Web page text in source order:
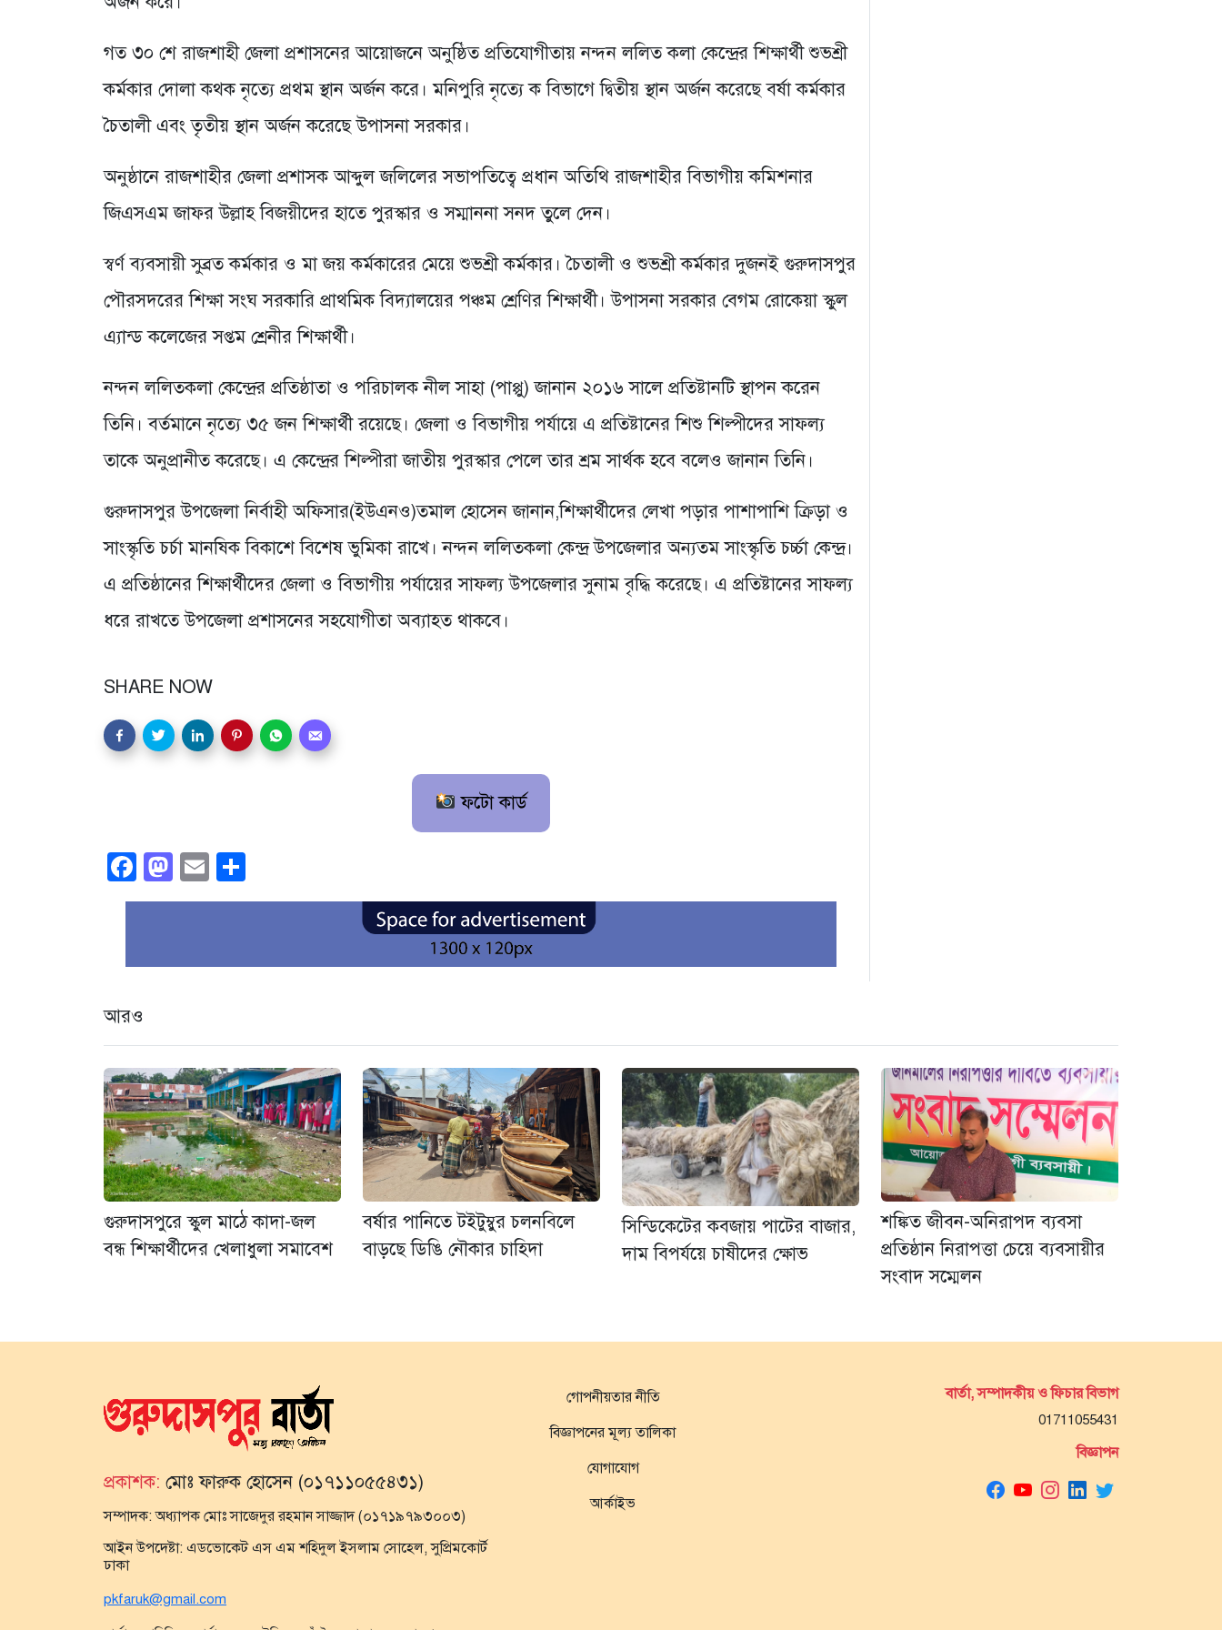
গত ৩০ শে রাজশাহী জেলা প্রশাসনের আয়োজনে অনুষ্ঠিত প্রতিযোগীতায় নন্দন ললিত কলা কেন্দ্রের শিক্ষার্থী শুভশ্রী
কর্মকার দোলা কথক নৃত্যে প্রথম স্থান অর্জন করে। মনিপুরি নৃত্যে ক বিভাগে দ্বিতীয় স্থান অর্জন করেছে বর্ষা কর্মকার
চৈতালী এবং তৃতীয় স্থান অর্জন করেছে উপাসনা সরকার।
অনুষ্ঠানে রাজশাহীর জেলা প্রশাসক আব্দুল জলিলের সভাপতিত্বে প্রধান অতিথি রাজশাহীর বিভাগীয় কমিশনার
জিএসএম জাফর উল্লাহ বিজয়ীদের হাতে পুরস্কার ও সম্মাননা সনদ তুলে দেন।
স্বর্ণ ব্যবসায়ী সুব্রত কর্মকার ও মা জয় কর্মকারের মেয়ে শুভশ্রী কর্মকার। চৈতালী ও শুভশ্রী কর্মকার দুজনই গুরুদাসপুর
পৌরসদরের শিক্ষা সংঘ সরকারি প্রাথমিক বিদ্যালয়ের পঞ্চম শ্রেণির শিক্ষার্থী। উপাসনা সরকার বেগম রোকেয়া স্কুল
এ্যান্ড কলেজের সপ্তম শ্রেনীর শিক্ষার্থী।
নন্দন ললিতকলা কেন্দ্রের প্রতিষ্ঠাতা ও পরিচালক নীল সাহা (পাপ্পু) জানান ২০১৬ সালে প্রতিষ্টানটি স্থাপন করেন
তিনি। বর্তমানে নৃত্যে ৩৫ জন শিক্ষার্থী রয়েছে। জেলা ও বিভাগীয় পর্যায়ে এ প্রতিষ্টানের শিশু শিল্পীদের সাফল্য
তাকে অনুপ্রানীত করেছে। এ কেন্দ্রের শিল্পীরা জাতীয় পুরস্কার পেলে তার শ্রম সার্থক হবে বলেও জানান তিনি।
গুরুদাসপুর উপজেলা নির্বাহী অফিসার(ইউএনও)তমাল হোসেন জানান,শিক্ষার্থীদের লেখা পড়ার পাশাপাশি ক্রিড়া ও
সাংস্কৃতি চর্চা মানষিক বিকাশে বিশেষ ভুমিকা রাখে। নন্দন ললিতকলা কেন্দ্র উপজেলার অন্যতম সাংস্কৃতি চর্চ্চা কেন্দ্র।
এ প্রতিষ্ঠানের শিক্ষার্থীদের জেলা ও বিভাগীয় পর্যায়ের সাফল্য উপজেলার সুনাম বৃদ্ধি করেছে। এ প্রতিষ্টানের সাফল্য
ধরে রাখতে উপজেলা প্রশাসনের সহযোগীতা অব্যাহত থাকবে।
SHARE NOW
ফটো কার্ড
Facebook
Mastodon
Email
আরও
গুরুদাসপুরে স্কুল মাঠে কাদা-জল
বন্ধ শিক্ষার্থীদের খেলাধুলা সমাবেশ
বর্ষার পানিতে টইটুম্বুর চলনবিলে
বাড়ছে ডিঙি নৌকার চাহিদা
সিন্ডিকেটের কবজায় পাটের বাজার,
দাম বিপর্যয়ে চাষীদের ক্ষোভ
শঙ্কিত জীবন-অনিরাপদ ব্যবসা
প্রতিষ্ঠান নিরাপত্তা চেয়ে ব্যবসায়ীর
সংবাদ সম্মেলন
প্রকাশক: মোঃ ফারুক হোসেন (০১৭১১০৫৫৪৩১)
সম্পাদক:অধ্যাপক মোঃ সাজেদুর রহমান সাজ্জাদ (০১৭১৯৭৯৩০০৩)
আইন উপদেষ্টা: এডভোকেট এস এম শহিদুল ইসলাম সোহেল, সুপ্রিমকোর্ট
ঢাকা
pkfaruk@gmail.com
গোপনীয়তার নীতি
বিজ্ঞাপনের মূল্য তালিকা
যোগাযোগ
আর্কাইভ
বার্তা, সম্পাদকীয় ও ফিচার বিভাগ
01711055431
বিজ্ঞাপন